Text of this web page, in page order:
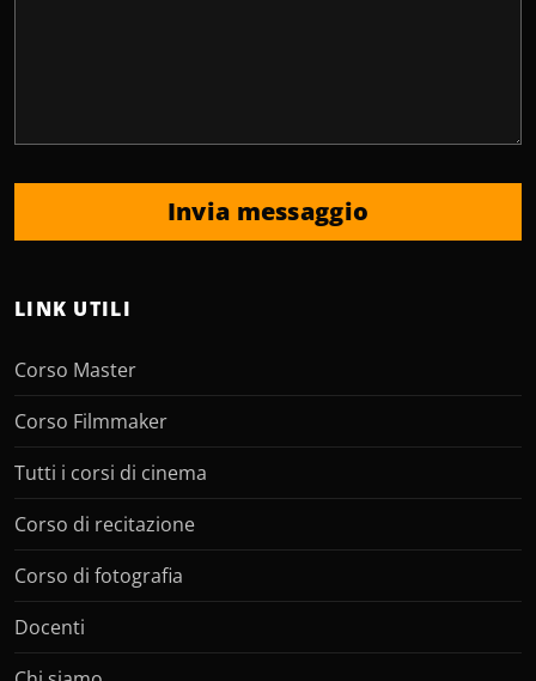
Invia messaggio
LINK UTILI
Corso Master
Corso Filmmaker
Tutti i corsi di cinema
Corso di recitazione
Corso di fotografia
Docenti